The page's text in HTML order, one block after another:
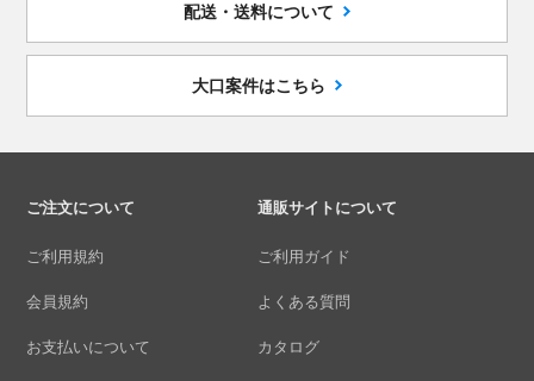
配送・送料について
大口案件はこちら
ご注文について
ご利用規約
会員規約
お支払いについて
通販サイトについて
ご利用ガイド
よくある質問
カタログ